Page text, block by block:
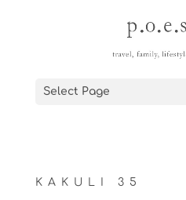
Select Page
KAKULI 35